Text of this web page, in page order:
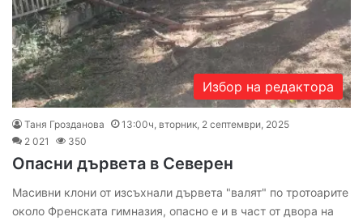
Избор на редактора
Таня Грозданова
13:00ч, вторник, 2 септември, 2025
2 021
350
Опасни дървета в Северен
Масивни клони от изсъхнали дървета "валят" по тротоарите
около Френската гимназия, опасно е и в част от двора на